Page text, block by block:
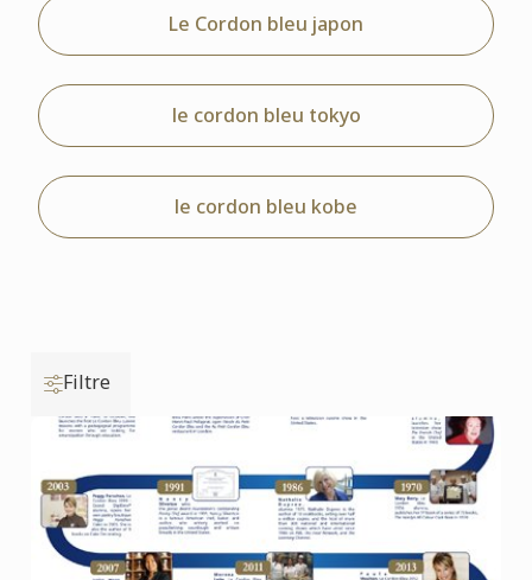
Le Cordon bleu japon
le cordon bleu tokyo
le cordon bleu kobe
Filtre